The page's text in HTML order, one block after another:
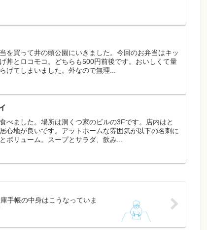
を買って井の頭公園にいきました。今回のお弁当はキッ
丼とロコモコ。どちらも500円前後です。おいしくて量
げてしまいました。外なので無理...
べました。場所は洞くつ家のビルの3Fです。店内はと
心地が良いです。アットホームな雰囲気が以下の名刺に
ボリューム。スープとサラダ、飲み...
手帳の中身はこうなっていま